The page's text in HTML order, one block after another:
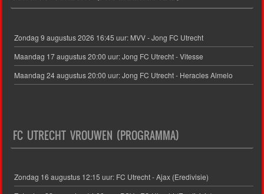
Zondag 9 augustus 2026 16:45 uur: MVV - Jong FC Utrecht
Maandag 17 augustus 20:00 uur: Jong FC Utrecht - Vitesse
Maandag 24 augustus 20:00 uur: Jong FC Utrecht - Heracles Almelo
FC UTRECHT VROUWEN (PROGRAMMA)
Zondag 16 augustus 12:15 uur: FC Utrecht - Ajax (Eredivisie)